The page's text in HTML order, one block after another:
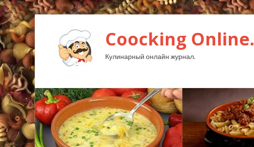
Coocking Online.
Кулинарный онлайн журнал.